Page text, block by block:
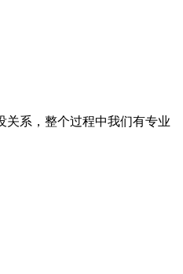
关系，整个过程中我们有专业